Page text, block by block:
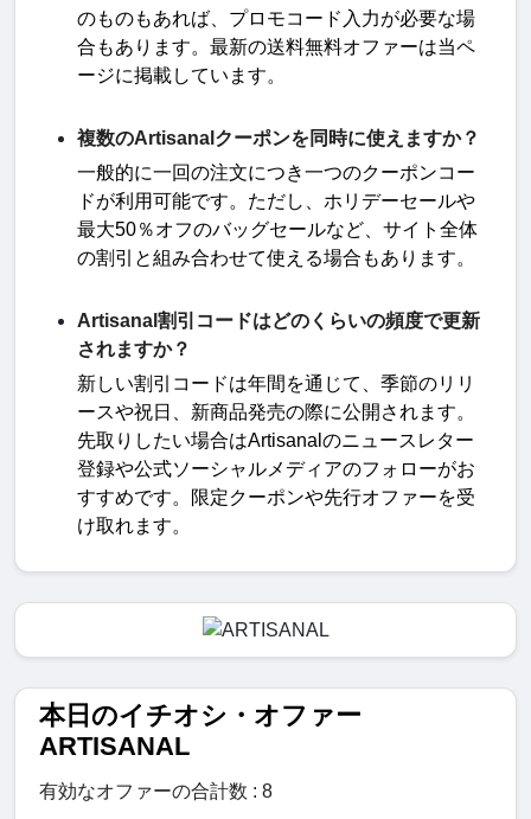
のものもあれば、プロモコード入力が必要な場
合もあります。最新の送料無料オファーは当ペ
ージに掲載しています。
複数のArtisanalクーポンを同時に使えますか？
一般的に一回の注文につき一つのクーポンコー
ドが利用可能です。ただし、ホリデーセールや
最大50％オフのバッグセールなど、サイト全体
の割引と組み合わせて使える場合もあります。
Artisanal割引コードはどのくらいの頻度で更新
されますか？
新しい割引コードは年間を通じて、季節のリリ
ースや祝日、新商品発売の際に公開されます。
先取りしたい場合はArtisanal のニュースレター
登録や公式ソーシャルメディアのフォローがお
すすめです。限定クーポンや先行オファーを受
け取れます。
本日のイチオシ・オファー
ARTISANAL
有効なオファーの合計数 : 8